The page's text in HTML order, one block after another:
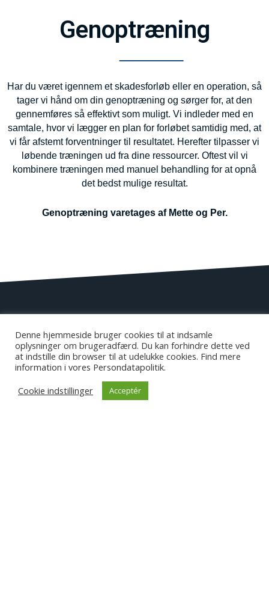
Genoptræning
Har du været igennem et skadesforløb eller en operation, så
tager vi hånd om din genoptræning og sørger for, at den
gennemføres så effektivt som muligt. Vi indleder med en
samtale, hvor vi lægger en plan for forløbet samtidig med, at
vi får afstemt forventninger til resultatet. Herefter tilpasser vi
løbende træningen ud fra dine ressourcer. Oftest vil vi
kombinere træningen med manuel behandling for at opnå
det bedst mulige resultat.
Genoptræning varetages af Mette og Per.
Kontakt
Smerte- og Idrætsklinik
Solrød Center 9, st.
Denne hjemmeside bruger cookies til at indsamle
oplysninger om brugeradfærd. Du kan forhindre dette ved
at indstille din browser til at udelukke cookies. Find mere
information i vores Persondatapolitik.
Cookie indstillinger
Acceptér